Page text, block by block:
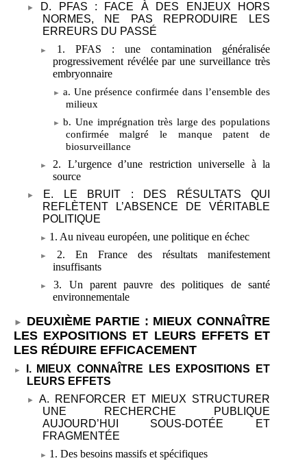
D. PFAS
: FACE À DES ENJEUX HORS
NORMES, NE PAS REPRODUIRE LES
ERREURS DU PASSÉ
1. PFAS
: une contamination généralisée
progressivement révélée par une surveillance très
embryonnaire
a. Une présence confirmée dans l’ensemble des
milieux
b. Une imprégnation très large des populations
confirmée malgré le manque patent de
biosurveillance
2. L’urgence d’une restriction universelle à la
source
E. LE BRUIT
: DES RÉSULTATS QUI
REFLÈTENT L’ABSENCE DE VÉRITABLE
POLITIQUE
1. Au niveau européen, une politique en échec
2. En France des résultats manifestement
insuffisants
3. Un parent pauvre des politiques de santé
environnementale
DEUXIÈME PARTIE : MIEUX CONNAÎTRE
LES EXPOSITIONS ET LEURS EFFETS ET
LES RÉDUIRE EFFICACEMENT
I. MIEUX CONNAÎTRE LES EXPOSITIONS ET
LEURS EFFETS
A. RENFORCER ET MIEUX STRUCTURER
UNE RECHERCHE PUBLIQUE
AUJOURD’HUI SOUS-DOTÉE ET
FRAGMENTÉE
1. Des besoins massifs et spécifiques